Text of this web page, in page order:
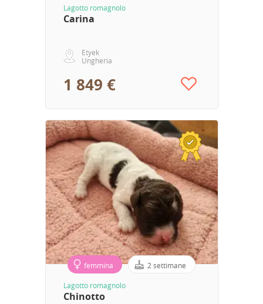
Lagotto romagnolo
Carina
Etyek
Ungheria
1 849 €
femmina 2 settimane
Lagotto romagnolo
Chinotto